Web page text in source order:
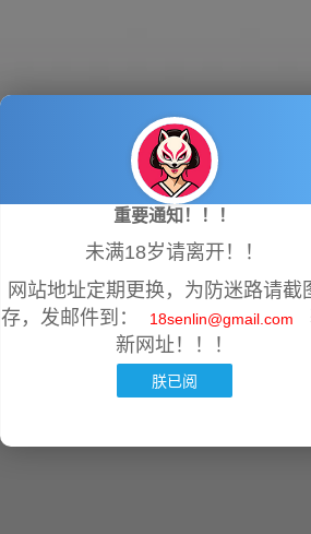
重要通知！！！
未满18岁请离开！！
网站地址定期更换，为防迷路请截
存，发邮件到：
18senlin@gmail.com
新网址！！！
朕已阅